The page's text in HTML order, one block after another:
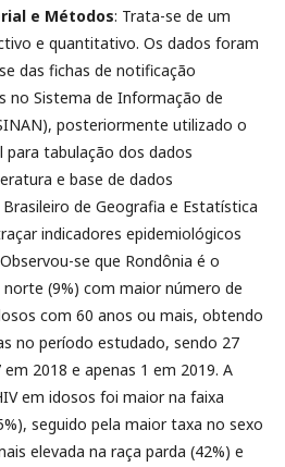
e Métodos: Trata-se de um
e quantitativo. Os dados foram
das fichas de notificação
no Sistema de Informação de
posteriormente utilizado o
tabulação dos dados
e base de dados
de Geografia e Estatística
indicadores epidemiológicos
se que Rondônia é o
(9%) com maior número de
com 60 anos ou mais, obtendo
no período estudado, sendo 27
2018 e apenas 1 em 2019. A
em idosos foi maior na faixa
seguido pela maior taxa no sexo
elevada na raça parda (42%) e